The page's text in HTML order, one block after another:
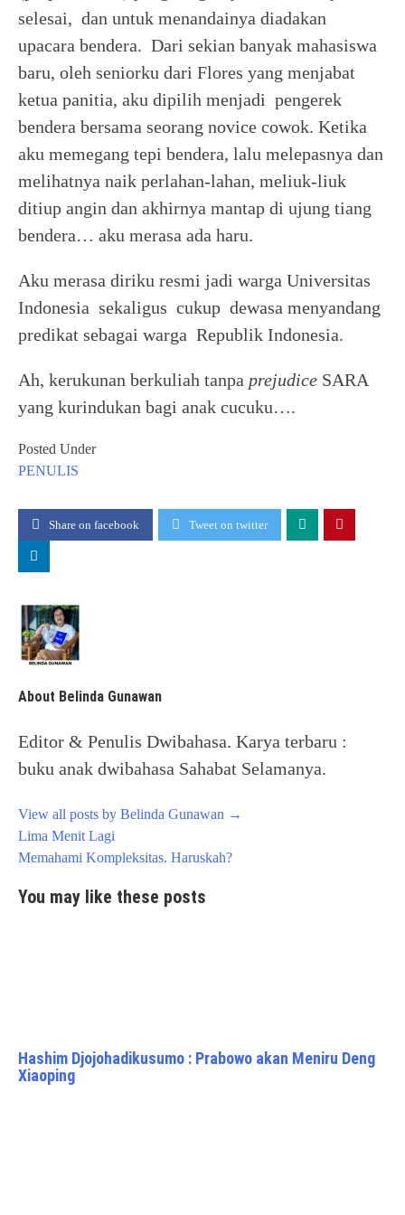
selesai, dan untuk menandainya diadakan
upacara bendera. Dari sekian banyak mahasiswa
baru, oleh seniorku dari Flores yang menjabat
ketua panitia, aku dipilih menjadi pengerek
bendera bersama seorang novice cowok. Ketika
aku memegang tepi bendera, lalu melepasnya dan
melihatnya naik perlahan-lahan, meliuk-liuk
ditiup angin dan akhirnya mantap di ujung tiang
bendera… aku merasa ada haru.
Aku merasa diriku resmi jadi warga Universitas
Indonesia sekaligus cukup dewasa menyandang
predikat sebagai warga Republik Indonesia.
Ah, kerukunan berkuliah tanpa prejudice SARA
yang kurindukan bagi anak cucuku….
Posted Under
PENULIS
Share on facebook Tweet on twitter
About Belinda Gunawan
Editor & Penulis Dwibahasa. Karya terbaru :
buku anak dwibahasa Sahabat Selamanya.
View all posts by Belinda Gunawan →
Post
navigation
Lima Menit Lagi
Memahami Kompleksitas. Haruskah?
You may like these posts
Hashim Djojohadikusumo : Prabowo akan Meniru Deng
Xiaoping